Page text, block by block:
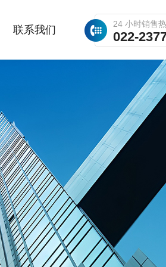
24 小时销售
022-
联系我们